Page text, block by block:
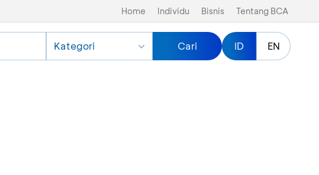
Home Individu Bisnis Tentang BCA
Kategori Cari ID EN